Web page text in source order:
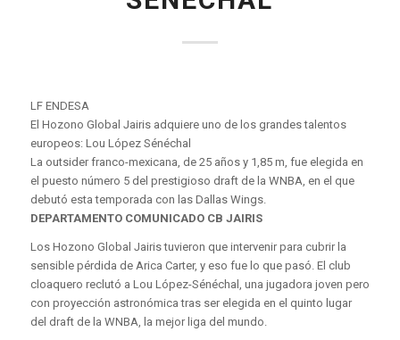
LF ENDESA
El Hozono Global Jairis adquiere uno de los grandes talentos
europeos: Lou López Sénéchal
La outsider franco-mexicana, de 25 años y 1,85 m, fue elegida en
el puesto número 5 del prestigioso draft de la WNBA, en el que
debutó esta temporada con las Dallas Wings.
DEPARTAMENTO COMUNICADO CB JAIRIS
Los Hozono Global Jairis tuvieron que intervenir para cubrir la
sensible pérdida de Arica Carter, y eso fue lo que pasó. El club
cloaquero reclutó a Lou López-Sénéchal, una jugadora joven pero
con proyección astronómica tras ser elegida en el quinto lugar
del draft de la WNBA, la mejor liga del mundo.